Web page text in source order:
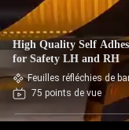
High Quality Self
for Safety LH and RH
Feuilles réfléchies de
75 points de vue